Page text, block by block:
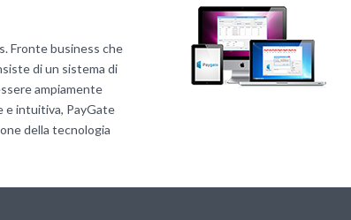
Fronte business che
di un sistema di
ampiamente
e intuitiva, PayGate
della tecnologia